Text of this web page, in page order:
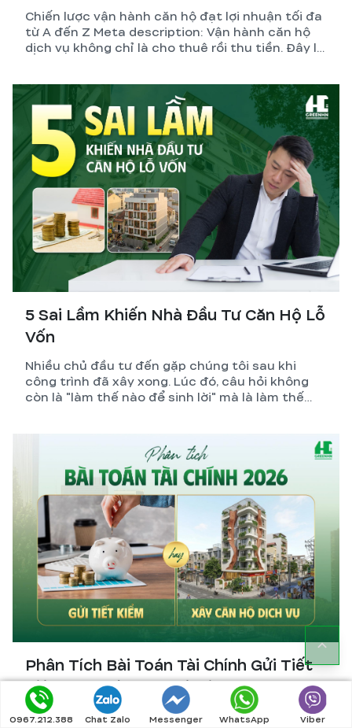
Chiến lược vận hành căn hộ đạt lợi nhuận tối đa
từ A đến Z Meta description: Vận hành căn hộ
dịch vụ không chỉ là cho thuê rồi thu tiền. Đây là
giúp chủ đầu tư đạt lợi nhuận bền vững.
5 Sai Lầm Khiến Nhà Đầu Tư Căn Hộ Lỗ
Vốn
Nhiều chủ đầu tư đến gặp chúng tôi sau khi
công trình đã xây xong. Lúc đó, câu hỏi không
còn là "làm thế nào để sinh lời" mà là làm thế
Phân Tích Bài Toán Tài Chính Gửi Tiết
Kiệm Hay Xây Căn Hộ Dịch Vụ 2026?
Lãi suất tiết kiệm 2026 chỉ 5–6%/năm trong khi
0967.212.388 Chat Zalo Messenger WhatsApp Viber